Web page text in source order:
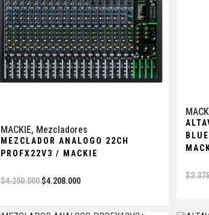
MACKIE, Mezcladores
MEZCLADOR ANALOGO 22CH
PROFX22V3 / MACKIE
$4.250.000$4.208.000
$